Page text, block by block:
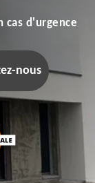
cas d'urgence
nous